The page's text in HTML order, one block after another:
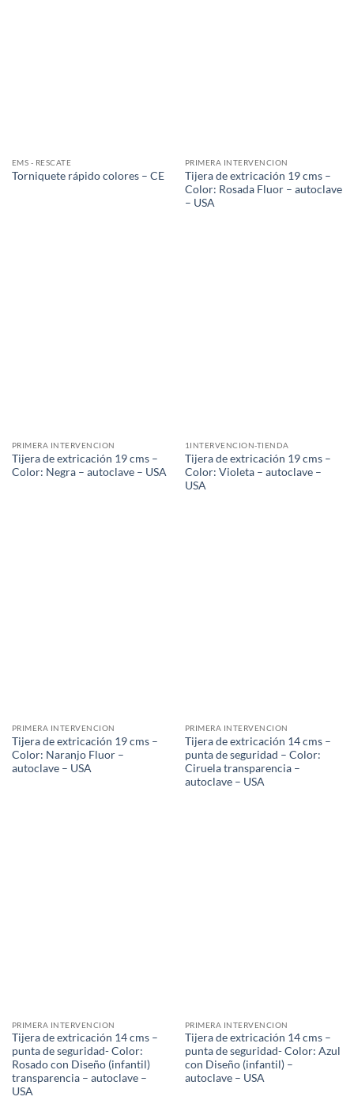
EMS - RESCATE
Torniquete rápido colores – CE
PRIMERA INTERVENCION
Tijera de extricación 19 cms –
Color: Rosada Fluor – autoclave
– USA
PRIMERA INTERVENCION
Tijera de extricación 19 cms –
Color: Negra – autoclave – USA
1INTERVENCION-TIENDA
Tijera de extricación 19 cms –
Color: Violeta – autoclave –
USA
PRIMERA INTERVENCION
Tijera de extricación 19 cms –
Color: Naranjo Fluor –
autoclave – USA
PRIMERA INTERVENCION
Tijera de extricación 14 cms –
punta de seguridad – Color:
Ciruela transparencia –
autoclave – USA
PRIMERA INTERVENCION
Tijera de extricación 14 cms –
punta de seguridad- Color:
Rosado con Diseño (infantil)
transparencia – autoclave –
USA
PRIMERA INTERVENCION
Tijera de extricación 14 cms –
punta de seguridad- Color: Azul
con Diseño (infantil) –
autoclave – USA